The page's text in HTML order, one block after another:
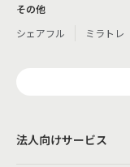
その他
シェアフル
ミラトレ
法人向けサービス